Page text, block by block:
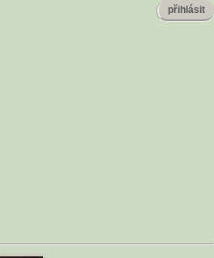
přihlásit